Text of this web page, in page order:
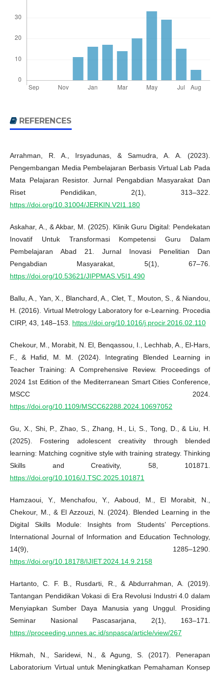
REFERENCES
Arrahman, R. A., Irsyadunas, & Samudra, A. A. (2023).
Pengembangan Media Pembelajaran Berbasis Virtual Lab Pada
Mata Pelajaran Resistor. Jurnal Pengabdian Masyarakat Dan
Riset Pendidikan, 2(1), 313–322.
https://doi.org/10.31004/JERKIN.V2I1.180
Askahar, A., & Akbar, M. (2025). Klinik Guru Digital: Pendekatan
Inovatif Untuk Transformasi Kompetensi Guru Dalam
Pembelajaran Abad 21. Jurnal Inovasi Penelitian Dan
Pengabdian Masyarakat, 5(1), 67–76.
https://doi.org/10.53621/JIPPMAS.V5I1.490
Ballu, A., Yan, X., Blanchard, A., Clet, T., Mouton, S., & Niandou,
H. (2016). Virtual Metrology Laboratory for e-Learning. Procedia
CIRP, 43, 148–153. https://doi.org/10.1016/j.procir.2016.02.110
Chekour, M., Morabit, N. El, Benqassou, I., Lechhab, A., El-Hars,
F., & Hafid, M. M. (2024). Integrating Blended Learning in
Teacher Training: A Comprehensive Review. Proceedings of
2024 1st Edition of the Mediterranean Smart Cities Conference,
MSCC 2024.
https://doi.org/10.1109/MSCC62288.2024.10697052
Gu, X., Shi, P., Zhao, S., Zhang, H., Li, S., Tong, D., & Liu, H.
(2025). Fostering adolescent creativity through blended
learning: Matching cognitive style with training strategy. Thinking
Skills and Creativity, 58, 101871.
https://doi.org/10.1016/J.TSC.2025.101871
Hamzaoui, Y., Menchafou, Y., Aaboud, M., El Morabit, N.,
Chekour, M., & El Azzouzi, N. (2024). Blended Learning in the
Digital Skills Module: Insights from Students’ Perceptions.
International Journal of Information and Education Technology,
14(9), 1285–1290.
https://doi.org/10.18178/IJIET.2024.14.9.2158
Hartanto, C. F. B., Rusdarti, R., & Abdurrahman, A. (2019).
Tantangan Pendidikan Vokasi di Era Revolusi Industri 4.0 dalam
Menyiapkan Sumber Daya Manusia yang Unggul. Prosiding
Seminar Nasional Pascasarjana, 2(1), 163–171.
https://proceeding.unnes.ac.id/snpasca/article/view/267
Hikmah, N., Saridewi, N., & Agung, S. (2017). Penerapan
Laboratorium Virtual untuk Meningkatkan Pemahaman Konsep